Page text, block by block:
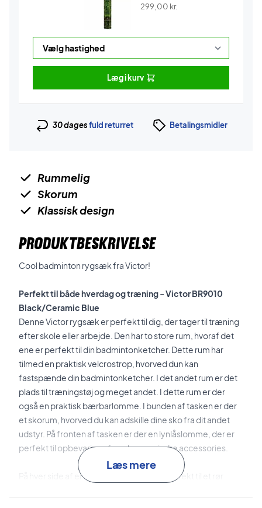
299,00 kr.
Læg i kurv
30 dagesfuld returret Betalingsmidler
Rummelig
Skorum
Klassisk design
PRODUKTBESKRIVELSE
Cool badminton rygsæk fra Victor!
Perfekt til både hverdag og træning - Victor BR9010
Black/Ceramic Blue
Denne Victor rygsæk er perfekt til dig, der tager til træning
efter skole eller arbejde. Den har to store rum, hvoraf det
ene er perfekt til din badmintonketcher. Dette rum har
tilmed en praktisk velcrostrop, hvorved dun kan
fastspænde din badmintonketcher. I det andet rum er det
plads til træningstøj og meget andet. I dette rum er der
også en praktisk bærbarlomme. I bunden af tasken er der
et skorum, hvorved du kan adskille dine sko fra dit andet
udstyr. På fronten af tasken er der en lynlåslomme, der er
perfekt til opbevaring af nøgler og mindre accessories.
På hver side af er der en lomme, der er perfekt til et rør
Læs mere